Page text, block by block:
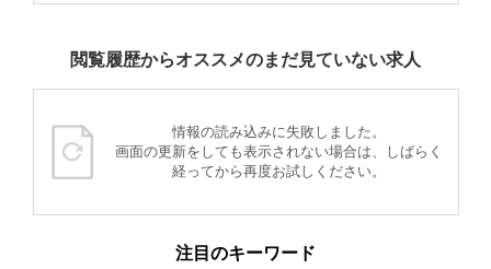
閲覧履歴からオススメのまだ見ていない求人
情報の読み込みに失敗しました。
画面の更新をしても表示されない場合は、しばらく
経ってから再度お試しください。
注目のキーワード